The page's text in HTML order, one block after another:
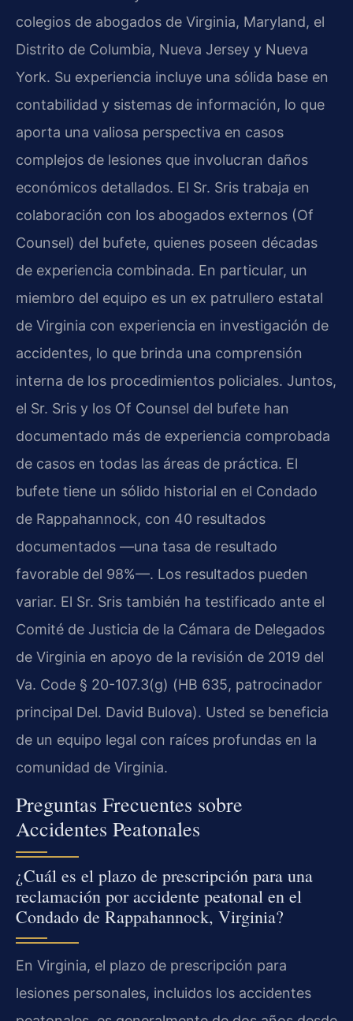
colegios de abogados de Virginia, Maryland, el
Distrito de Columbia, Nueva Jersey y Nueva
York. Su experiencia incluye una sólida base en
contabilidad y sistemas de información, lo que
aporta una valiosa perspectiva en casos
complejos de lesiones que involucran daños
económicos detallados. El Sr. Sris trabaja en
colaboración con los abogados externos (Of
Counsel) del bufete, quienes poseen décadas
de experiencia combinada. En particular, un
miembro del equipo es un ex patrullero estatal
de Virginia con experiencia en investigación de
accidentes, lo que brinda una comprensión
interna de los procedimientos policiales. Juntos,
el Sr. Sris y los Of Counsel del bufete han
documentado más de experiencia comprobada
de casos en todas las áreas de práctica. El
bufete tiene un sólido historial en el Condado
de Rappahannock, con 40 resultados
documentados —una tasa de resultado
favorable del 98%—. Los resultados pueden
variar. El Sr. Sris también ha testificado ante el
Comité de Justicia de la Cámara de Delegados
de Virginia en apoyo de la revisión de 2019 del
Va. Code § 20-107.3(g) (HB 635, patrocinador
principal Del. David Bulova). Usted se beneficia
de un equipo legal con raíces profundas en la
comunidad de Virginia.
Preguntas Frecuentes sobre
Accidentes Peatonales
¿Cuál es el plazo de prescripción para una
reclamación por accidente peatonal en el
Condado de Rappahannock, Virginia?
En Virginia, el plazo de prescripción para
lesiones personales, incluidos los accidentes